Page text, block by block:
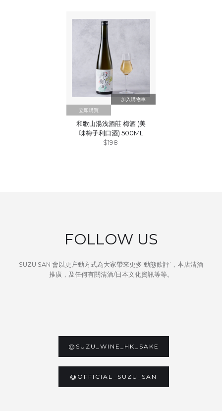
立即購買
和歌山湯浅酒莊 梅酒 (美
味梅子利口酒) 500ML
$198
FOLLOW US
SUZU SAN 會以更户動方式為大家帶來更多’動態飲評’，本店清酒
推廣，及任何有關清酒/日本文化資訊等等。
@SUZU_WINE_HK_SAKE
@OFFICIAL_SUZU_SAN